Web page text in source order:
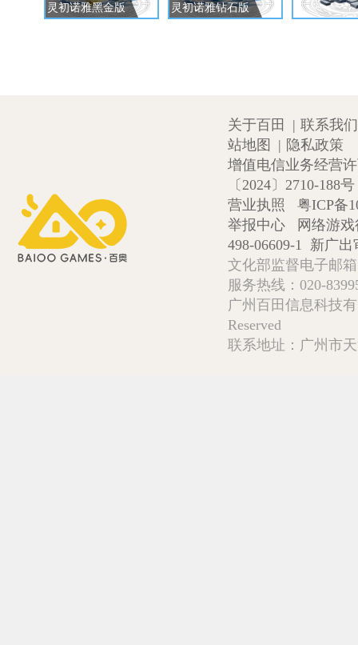
灵初诺雅黑金版 灵初诺雅钻石版
关于百田 | 联系我们
站地图
| 隐私政策
增值电信业务经营
〔2024〕2710-188号
营业执照
粤ICP备
举报中心
网络游
498-06609-1 新广出
文化部监督电子邮
服务热线：020-
广州百田信息科技
Reserved
联系地址：广州市